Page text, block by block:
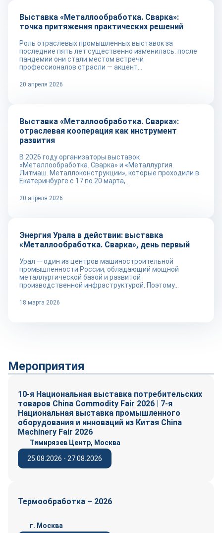
Выставка «Металлообработка. Сварка»:
точка притяжения практических решений
Роль отраслевых промышленных выставок за
последние пять лет существенно изменилась: после
пандемии они стали местом встречи
профессионалов отрасли — акцент...
20 апреля 2026
Промплощадка
Выставка «Металлообработка. Сварка»:
отраслевая кооперация как инструмент
развития
В 2026 году организаторы выставок
«Металлообработка. Сварка» и «Металлургия.
Литмаш. Металлоконструкции», которые проходили в
Екатеринбурге с 17 по 20 марта,...
20 апреля 2026
Промплощадка
Энергия Урала в действии: выставка
«Металлообработка. Сварка», день первый
Урал — один из центров машиностроительной
промышленности России, обладающий мощной
металлургической базой и развитой
производственной инфраструктурой. Поэтому...
18 марта 2026
Мероприятия
10-я Национальная выставка потребительских
товаров China Commodity Fair 2026 | 7-я
Национальная выставка промышленного
оборудования и инноваций из Китая China
Machinery Fair 2026
25.08.2026 - 27.08.2026
Тимирязев Центр, Москва
Термообработка – 2026
г. Москва